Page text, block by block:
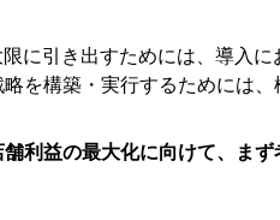
に引き出すためには、導入
を構築・実行するためには、
利益の最大化に向けて、まず